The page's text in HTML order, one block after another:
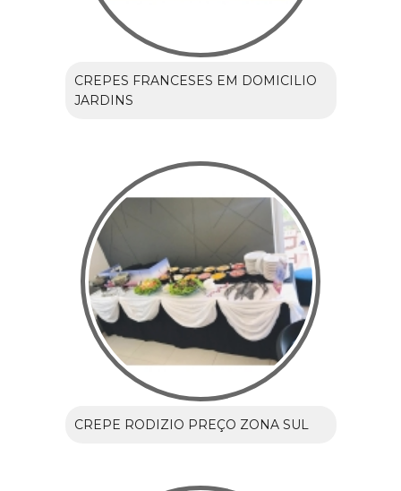
CREPES FRANCESES EM DOMICILIO
JARDINS
CREPE RODIZIO PREÇO ZONA SUL